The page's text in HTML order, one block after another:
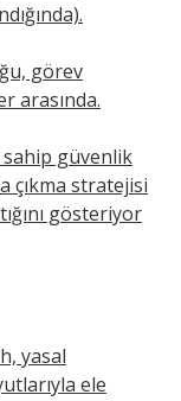
görev
arasında.
güvenlik
çıkma stratejisi
gösteriyor
yasal
ele